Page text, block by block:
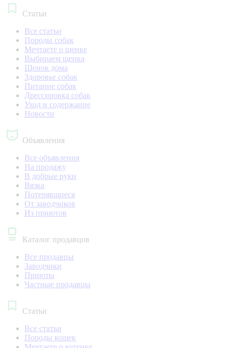
Статьи
Все статьи
Породы собак
Мечтаете о щенке
Выбираем щенка
Щенок дома
Здоровье собак
Питание собак
Дрессировка собак
Уход и содержание
Новости
Объявления
Все объявления
На продажу
В добрые руки
Вязка
Потерявшиеся
От заводчиков
Из приютов
Каталог продавцов
Все продавцы
Заводчики
Приюты
Частные продавцы
Статьи
Все статьи
Породы кошек